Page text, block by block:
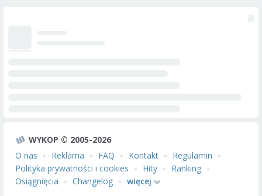
WYKOP © 2005-2026
O nas
Reklama FAQ Kontakt
Regulamin
Polityka prywatności i cookies
Hity
Ranking
Osiągnięcia
Changelog więcej